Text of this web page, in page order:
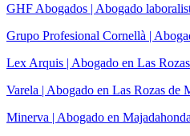
GHF Abogados | Abogado
Grupo Profesional Cornellà |
Lex Arquis | Abogado en Las
Varela | Abogado en Las Rozas de
Minerva | Abogado en Majadahonda